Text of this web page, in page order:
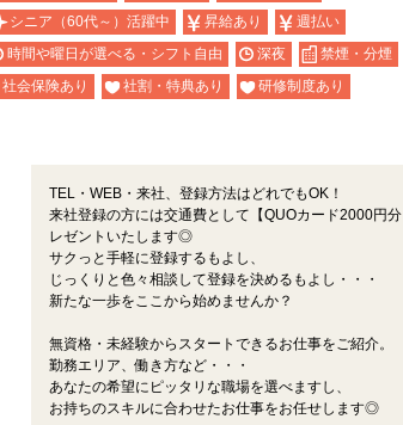
シニア（60代～）活躍中 昇給あり
週払い
時間や曜日が選べる・シフト自由 深夜
禁煙・分煙
社会保険あり 社割・特典あり
研修制度あり
TEL・WEB・来社、登録方法はどれでもOK！
来社登録の方には交通費として【QUOカード2000円
レゼントいたします◎
サクっと手軽に登録するもよし、
じっくりと色々相談して登録を決めるもよし・・・
新たな一歩をここから始めませんか？
無資格・未経験からスタートできるお仕事をご紹介。
勤務エリア、働き方など・・・
あなたの希望にピッタリな職場を選べますし、
お持ちのスキルに合わせたお仕事をお任せします◎